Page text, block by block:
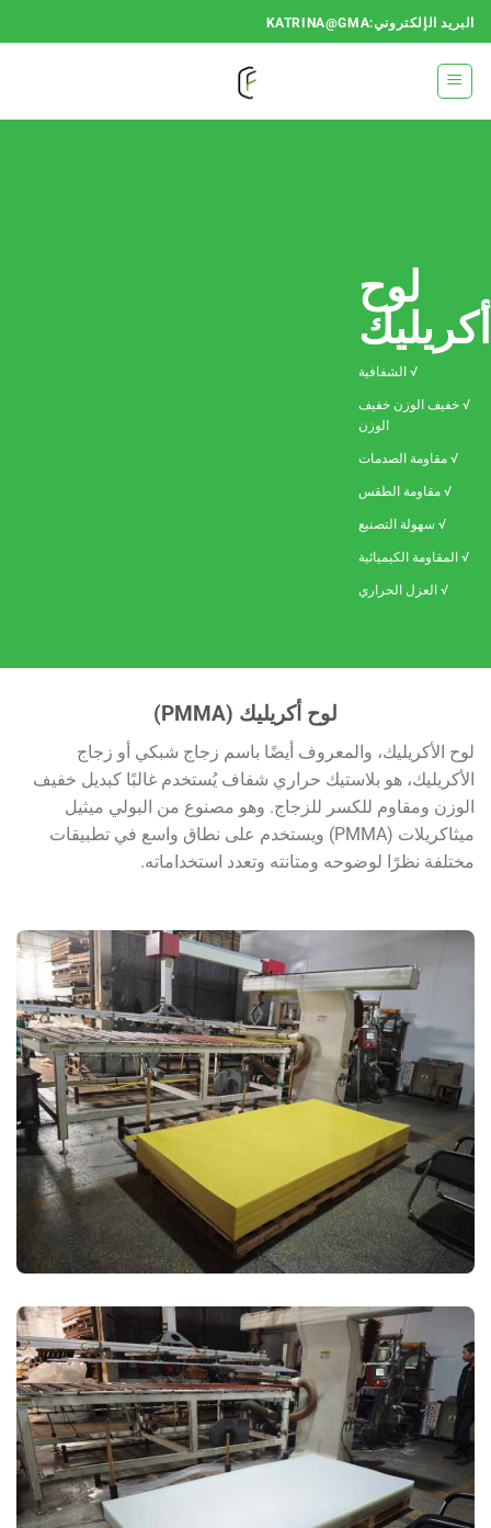
تخطي
للمحتوى
البريد الإلكتروني:KATRINA@GMA
لوح
أكريليك
√ الشفافية
√ خفيف الوزن خفيف
الوزن
√ مقاومة الصدمات
√ مقاومة الطقس
√ سهولة التصنيع
√ المقاومة الكيميائية
√ العزل الحراري
لوح أكريليك (PMMA)
لوح الأكريليك، والمعروف أيضًا باسم زجاج شبكي أو زجاج
الأكريليك، هو بلاستيك حراري شفاف يُستخدم غالبًا كبديل خفيف
الوزن ومقاوم للكسر للزجاج. وهو مصنوع من البولي ميثيل
ميثاكريلات (PMMA) ويستخدم على نطاق واسع في تطبيقات
مختلفة نظرًا لوضوحه ومتانته وتعدد استخداماته.